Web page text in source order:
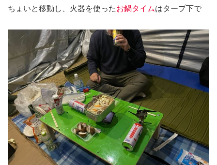
ちょいと移動し、火器を使ったお鍋タイムはタープ下で